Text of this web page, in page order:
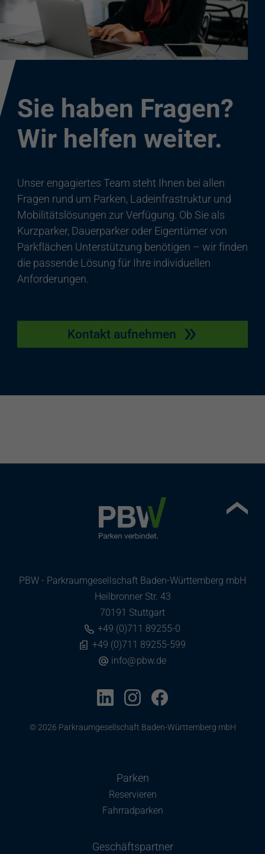
Sie haben Fragen?
Wir helfen weiter.
Unser engagiertes Team steht Ihnen bei allen
Fragen rund um Parken, Ladeinfrastruktur und
Mobilitätslösungen zur Verfügung. Ob Sie als
Kurzparker, Dauerparker oder Eigentümer von
Parkflächen Unterstützung benötigen – wir finden
die passende Lösung für Ihre individuellen
Anforderungen.
Kontakt aufnehmen
PBW - Parkraumgesellschaft Baden-Württemberg mbH
Heilbronner Str. 43
70191 Stuttgart
+49 (0)711 89255-0
+49 (0)711 89255-599
info@pbw.de
© 2026 Parkraumgesellschaft Baden-Württemberg mbH
Parken
Reservieren
Fahrradparken
Geschäftspartner